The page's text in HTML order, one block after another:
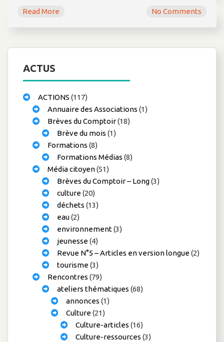
Read More No Comments
ACTUS
ACTIONS (117)
Annuaire des Associations (1)
Brèves du Comptoir(18)
Brève du mois (1)
Formations (8)
Formations Médias (8)
Média citoyen(51)
Brèves du Comptoir – Long(3)
culture(20)
déchets (13)
eau(2)
environnement(3)
jeunesse(4)
Revue N°5 – Articles en version longue(2)
tourisme(3)
Rencontres (79)
ateliers thématiques (68)
annonces (1)
Culture(21)
Culture-articles (16)
Culture-ressources (3)